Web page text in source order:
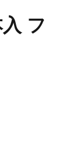
フ